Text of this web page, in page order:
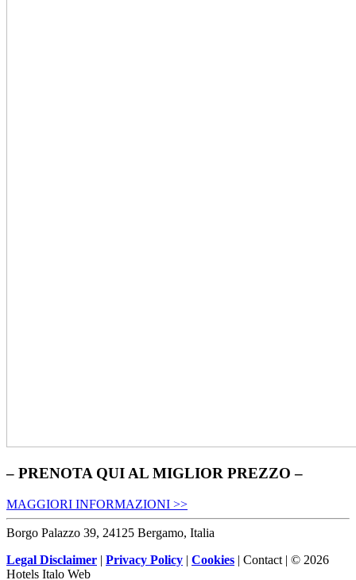
– PRENOTA QUI AL MIGLIOR PREZZO –
MAGGIORI INFORMAZIONI >>
Borgo Palazzo 39, 24125 Bergamo, Italia
Legal Disclaimer | Privacy Policy | Cookies | Contact | © 2026
Hotels Italo Web